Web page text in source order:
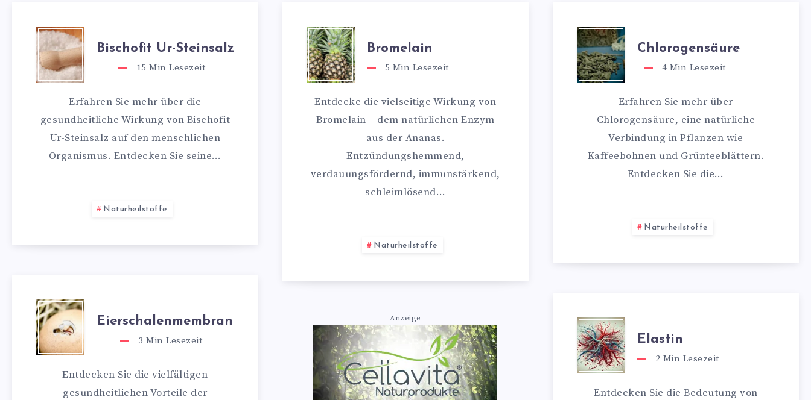
Bischofit Ur-Steinsalz
15 Min Lesezeit
Erfahren Sie mehr über die
gesundheitliche Wirkung von Bischofit
Ur-Steinsalz auf den menschlichen
Organismus. Entdecken Sie seine…
Naturheilstoffe
Bromelain
5 Min Lesezeit
Entdecke die vielseitige Wirkung von
Bromelain – dem natürlichen Enzym
aus der Ananas.
Entzündungshemmend,
verdauungsfördernd, immunstärkend,
schleimlösend…
Naturheilstoffe
Chlorogensäure
4 Min Lesezeit
Erfahren Sie mehr über
Chlorogensäure, eine natürliche
Verbindung in Pflanzen wie
Kaffeebohnen und Grünteeblättern.
Entdecken Sie die…
Naturheilstoffe
Eierschalenmembran
3 Min Lesezeit
Entdecken Sie die vielfältigen
gesundheitlichen Vorteile der
Anzeige
Elastin
2 Min Lesezeit
Entdecken Sie die Bedeutung von